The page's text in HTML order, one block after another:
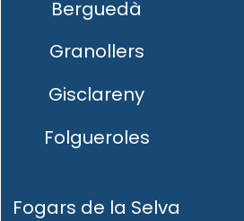
Berguedà
Granollers
Gisclareny
Folgueroles
Fogars de la Selva